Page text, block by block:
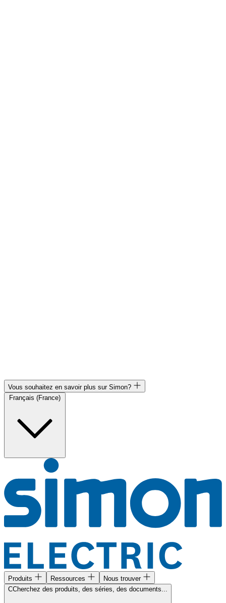
Vous souhaitez en savoir plus sur Simon?
Produits Ressources
Nous trouver
CCherchez des produits, des séries, des documents...